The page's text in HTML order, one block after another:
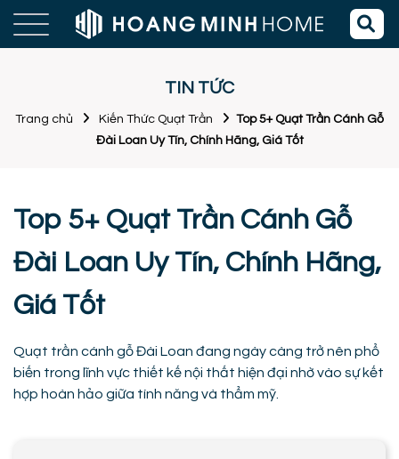
TIN TỨC
Trang chủ Kiến Thức Quạt Trần
Top 5+ Quạt Trần Cánh Gỗ
Đài Loan Uy Tín, Chính Hãng, Giá Tốt
Top 5+ Quạt Trần Cánh Gỗ
Đài Loan Uy Tín, Chính Hãng,
Giá Tốt
Quạt trần cánh gỗ Đài Loan đang ngày càng trở nên phổ
biến trong lĩnh vực thiết kế nội thất hiện đại nhờ vào sự kết
hợp hoàn hảo giữa tính năng và thẩm mỹ.